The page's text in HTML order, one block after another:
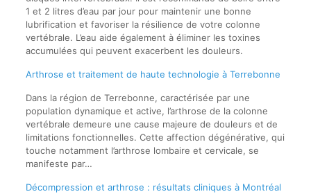
1 et 2 litres d’eau par jour pour maintenir une bonne
lubrification et favoriser la résilience de votre colonne
vertébrale. L’eau aide également à éliminer les toxines
accumulées qui peuvent exacerbent les douleurs.
Arthrose et traitement de haute technologie à Terrebonne
Dans la région de Terrebonne, caractérisée par une
population dynamique et active, l’arthrose de la colonne
vertébrale demeure une cause majeure de douleurs et de
limitations fonctionnelles. Cette affection dégénérative, qui
touche notamment l’arthrose lombaire et cervicale, se
manifeste par…
Décompression et arthrose : résultats cliniques à Montréal